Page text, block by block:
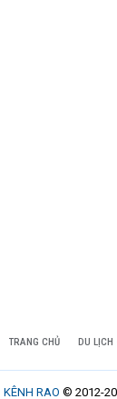
TRANG CHỦ DU LỊCH
KÊNH RAO © 2012-